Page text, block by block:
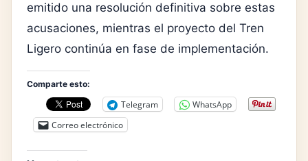
emitido una resolución definitiva sobre estas
acusaciones, mientras el proyecto del Tren
Ligero continúa en fase de implementación.
Comparte esto:
Telegram
WhatsApp
Correo electrónico